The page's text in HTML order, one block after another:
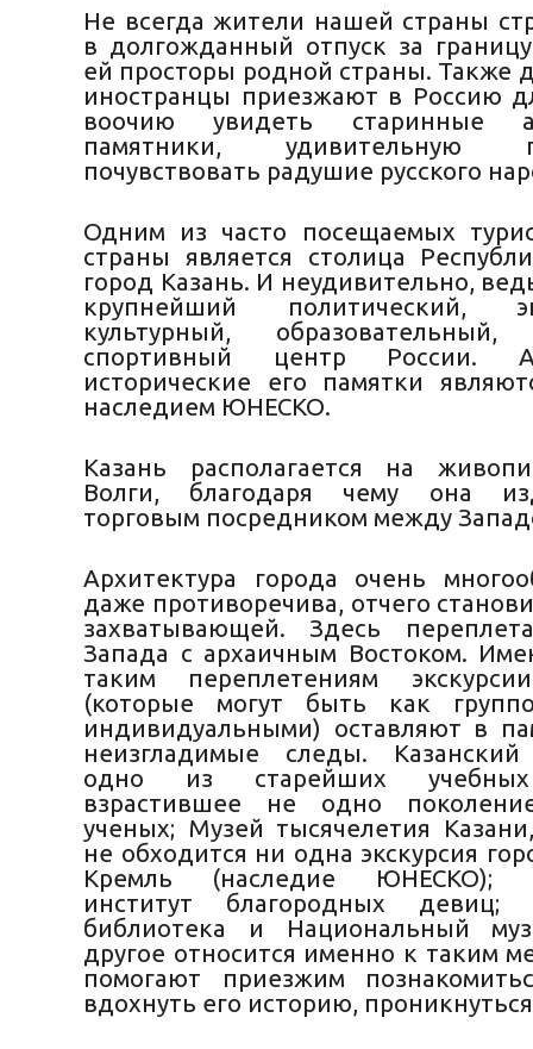
Не всегда жители нашей страны
в долгожданный отпуск за
ей просторы родной страны. Также
иностранцы приезжают в Россию
воочию увидеть старинные
памятники, удивительную
почувствовать радушие русского
Одним из часто посещаемых
страны является столица
город Казань. И неудивительно,
крупнейший политический,
культурный,
спортивный центр России.
исторические его памятки
наследием ЮНЕСКО.
Казань располагается на
Волги, благодаря чему она
торговым посредником между
Архитектура города очень
даже противоречива, отчего
захватывающей. Здесь
Запада с архаичным Востоком.
таким переплетениям
(которые могут быть как
индивидуальными) оставляют в
неизгладимые следы. Казанский
одно из старейших учебных
взрастившее не одно
ученых; Музей тысячелетия
не обходится ни одна экскурсия
Кремль (наследие ЮНЕСКО);
институт благородных девиц;
библиотека и Национальный
другое относится именно к таким
помогают приезжим
вдохнуть его историю,